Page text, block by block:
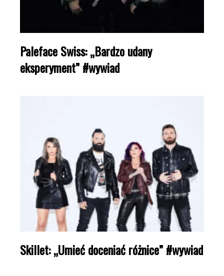
Paleface Swiss: „Bardzo udany
eksperyment” #wywiad
Skillet: „Umieć doceniać różnice” #wywiad